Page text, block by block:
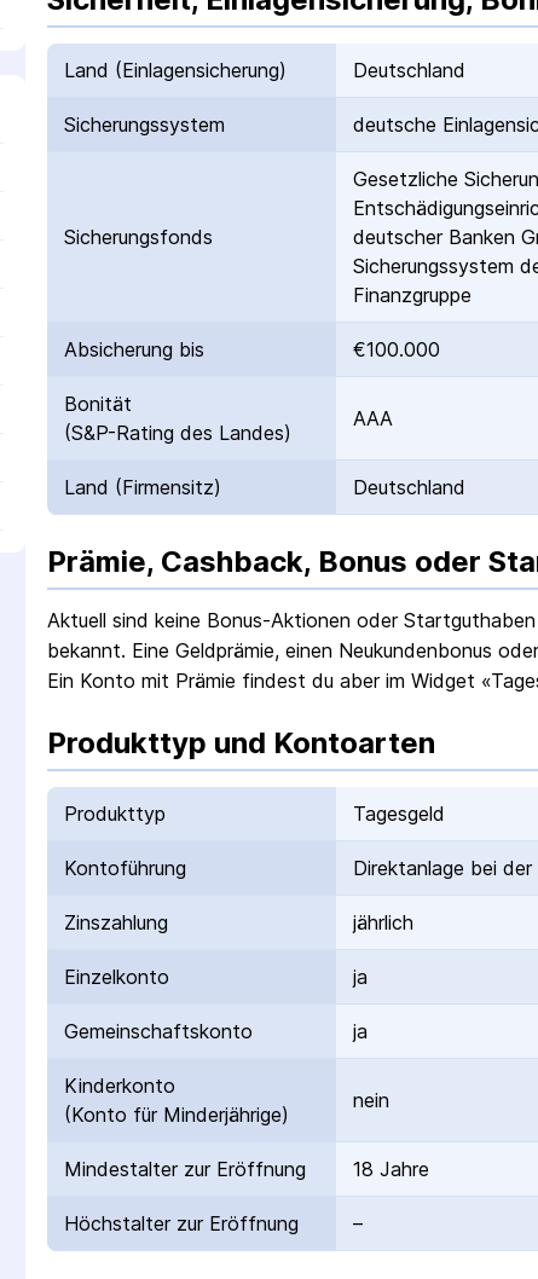
Land (Einlagen­sicherung) Deutschland
Sicherungs­system deutsche
Sicherungs­fonds
Gesetzliche
deutscher Banken
Sicherungssystem
Finanzgruppe
Absicherung bis €100.000
Bonität
(S&P-Rating des Landes)
AAA
Land (Firmensitz) Deutschland
Prämie, Cashback, Bonus oder
Aktuell sind keine Bonus-Aktionen oder
bekannt. Eine Geldprämie, einen Neukundenbonus
Ein Konto mit Prämie findest du aber im Widget
Produkttyp und Kontoarten
Produkttyp Tagesgeld
Kontoführung Direktanlage bei der
Zinszahlung jährlich
Einzelkonto ja
Gemeinschafts­konto ja
Kinderkonto
(Konto für Minderjährige)
nein
Mindestalter zur Eröffnung 18 Jahre
Höchstalter zur Eröffnung –